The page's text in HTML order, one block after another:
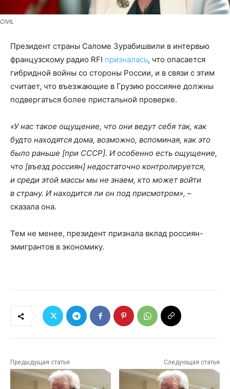
CIVIL
Президент страны Саломе Зурабишвили в интервью
французскому радио RFI призналась, что опасается
гибридной войны со стороны России, и в связи с этим
считает, что въезжающие в Грузию россияне должны
подвергаться более пристальной проверке.
«У нас такое ощущение, что они ведут себя так, как
будто находятся дома, возможно, вспоминая, как это
было раньше [при СССР]. И особенно есть ощущение,
что [въезд россиян] недостаточно контролируется,
и среди этой массы мы не знаем, кто может войти
в страну. И находится ли он под присмотром», –
сказала она.
Тем не менее, президент признала вклад россиян-
эмигрантов в экономику.
Предыдущая статья Следующая статья